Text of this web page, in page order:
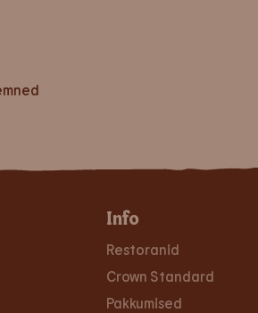
Info
Restoranid
Crown Standard
Pakkumised